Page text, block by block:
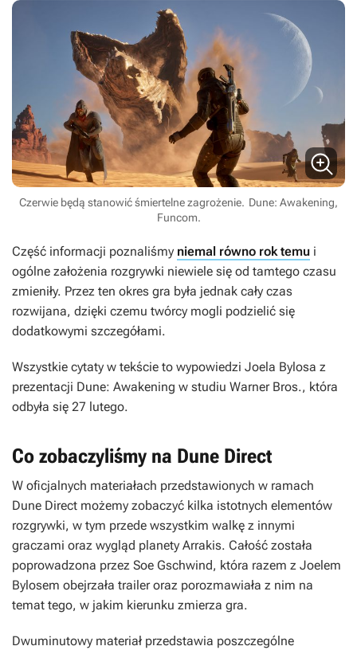
Czerwie będą stanowić śmiertelne zagrożenie. Dune: Awakening,
Funcom.
Część informacji poznaliśmy niemal równo rok temu i
ogólne założenia rozgrywki niewiele się od tamtego czasu
zmieniły. Przez ten okres gra była jednak cały czas
rozwijana, dzięki czemu twórcy mogli podzielić się
dodatkowymi szczegółami.
Wszystkie cytaty w tekście to wypowiedzi Joela Bylosa z
prezentacji Dune: Awakening w studiu Warner Bros., która
odbyła się 27 lutego.
Co zobaczyliśmy na Dune Direct
W oficjalnych materiałach przedstawionych w ramach
Dune Direct możemy zobaczyć kilka istotnych elementów
rozgrywki, w tym przede wszystkim walkę z innymi
graczami oraz wygląd planety Arrakis. Całość została
poprowadzona przez Soe Gschwind, która razem z Joelem
Bylosem obejrzała trailer oraz porozmawiała z nim na
temat tego, w jakim kierunku zmierza gra.
Dwuminutowy materiał przedstawia poszczególne